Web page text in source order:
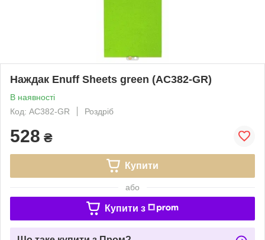
Наждак Enuff Sheets green (AC382-GR)
В наявності
Код: AC382-GR
Роздріб
528 ₴
Купити
або
Купити з